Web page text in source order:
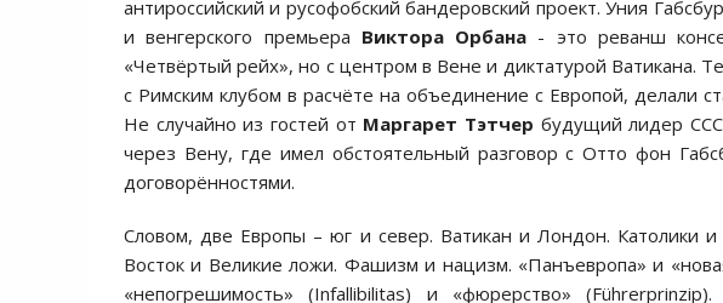
антироссийский и русофобский бандеровский проект. Уния
и венгерского премьера Виктора Орбана - это реванш
«Четвёртый рейх», но с центром в Вене и диктатурой Ватикана.
с Римским клубом в расчёте на объединение с Европой, делали
Не случайно из гостей от Маргарет Тэтчер будущий лидер
через Вену, где имел обстоятельный разговор с Отто фон
договорённостями.
Словом, две Европы – юг и север. Ватикан и Лондон. Католики
Восток и Великие ложи. Фашизм и нацизм. «Панъевропа» и
«непогрешимость» (Infallibilitas) и «фюрерство»